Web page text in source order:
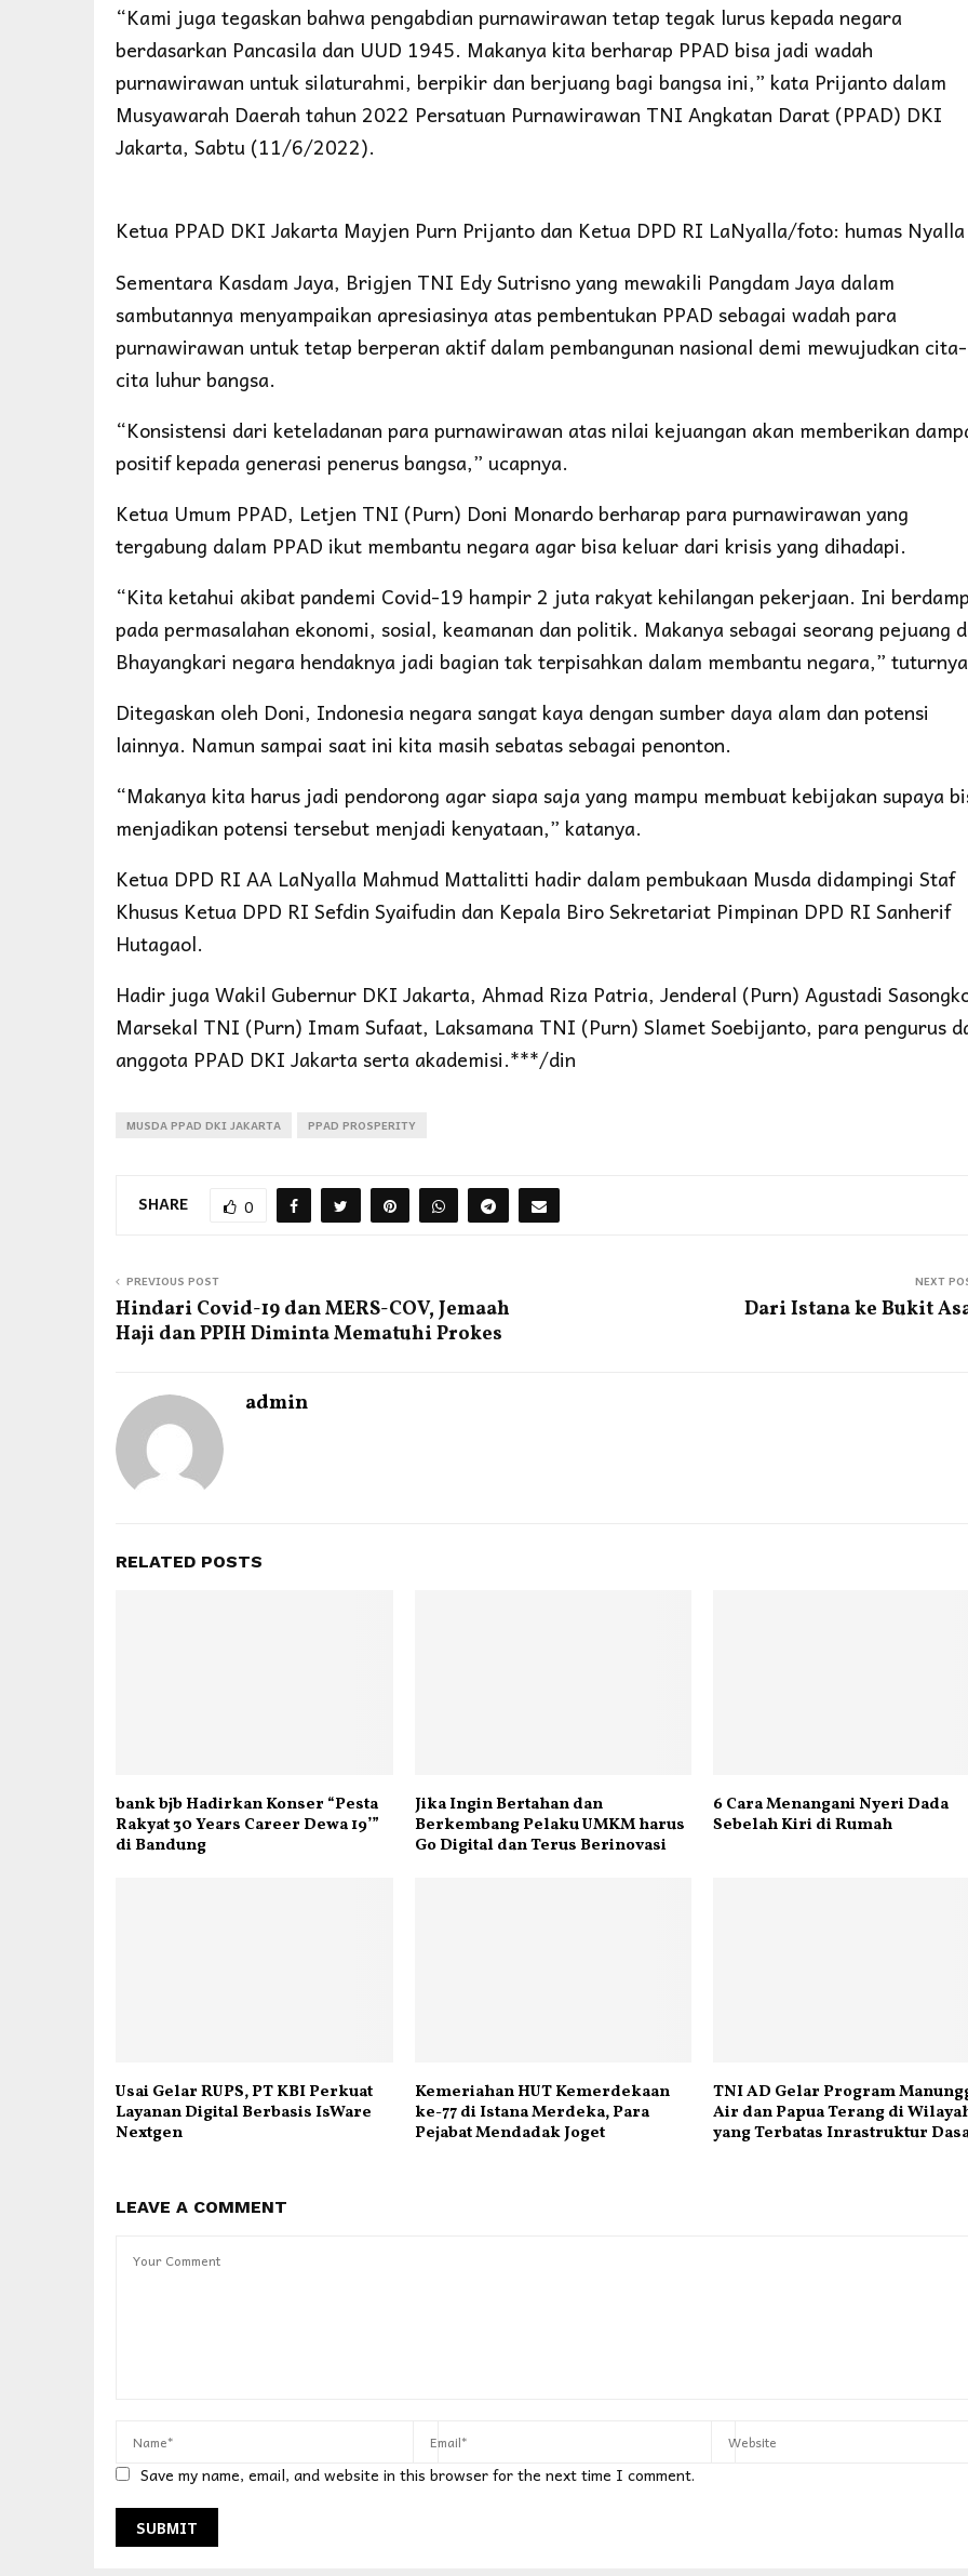
“Kami juga tegaskan bahwa pengabdian purnawirawan tetap tegak lurus kepada negara
berdasarkan Pancasila dan UUD 1945. Makanya kita berharap PPAD bisa jadi wadah
purnawirawan untuk silaturahmi, berpikir dan berjuang bagi bangsa ini,” kata Prijanto dalam
Musyawarah Daerah tahun 2022 Persatuan Purnawirawan TNI Angkatan Darat (PPAD) DKI
Jakarta, Sabtu (11/6/2022).
Ketua PPAD DKI Jakarta Mayjen Purn Prijanto dan Ketua DPD RI LaNyalla/foto: humas Nyalla
Sementara Kasdam Jaya, Brigjen TNI Edy Sutrisno yang mewakili Pangdam Jaya dalam
sambutannya menyampaikan apresiasinya atas pembentukan PPAD sebagai wadah para
purnawirawan untuk tetap berperan aktif dalam pembangunan nasional demi mewujudkan cita-
cita luhur bangsa.
“Konsistensi dari keteladanan para purnawirawan atas nilai kejuangan akan memberikan
positif kepada generasi penerus bangsa,” ucapnya.
Ketua Umum PPAD, Letjen TNI (Purn) Doni Monardo berharap para purnawirawan yang
tergabung dalam PPAD ikut membantu negara agar bisa keluar dari krisis yang dihadapi.
“Kita ketahui akibat pandemi Covid-19 hampir 2 juta rakyat kehilangan pekerjaan. Ini
pada permasalahan ekonomi, sosial, keamanan dan politik. Makanya sebagai seorang pejuang
Bhayangkari negara hendaknya jadi bagian tak terpisahkan dalam membantu negara,”
Ditegaskan oleh Doni, Indonesia negara sangat kaya dengan sumber daya alam dan potensi
lainnya. Namun sampai saat ini kita masih sebatas sebagai penonton.
“Makanya kita harus jadi pendorong agar siapa saja yang mampu membuat kebijakan supaya
menjadikan potensi tersebut menjadi kenyataan,” katanya.
Ketua DPD RI AA LaNyalla Mahmud Mattalitti hadir dalam pembukaan Musda didampingi Staf
Khusus Ketua DPD RI Sefdin Syaifudin dan Kepala Biro Sekretariat Pimpinan DPD RI Sanherif
Hutagaol.
Hadir juga Wakil Gubernur DKI Jakarta, Ahmad Riza Patria, Jenderal (Purn) Agustadi
Marsekal TNI (Purn) Imam Sufaat, Laksamana TNI (Purn) Slamet Soebijanto, para pengurus
anggota PPAD DKI Jakarta serta akademisi.***/din
MUSDA PPAD DKI JAKARTA PPAD PROSPERITY
SHARE 0
PREVIOUS POST
Hindari Covid-19 dan MERS-COV, Jemaah
Haji dan PPIH Diminta Mematuhi Prokes
NEXT
Dari Istana ke Bukit
admin
RELATED POSTS
bank bjb Hadirkan Konser “Pesta
Rakyat 30 Years Career Dewa 19’”
di Bandung
Jika Ingin Bertahan dan
Berkembang Pelaku UMKM harus
Go Digital dan Terus Berinovasi
6 Cara Menangani Nyeri Dada
Sebelah Kiri di Rumah
Usai Gelar RUPS, PT KBI Perkuat
Layanan Digital Berbasis IsWare
Nextgen
Kemeriahan HUT Kemerdekaan
ke-77 di Istana Merdeka, Para
Pejabat Mendadak Joget
TNI AD Gelar Program
Air dan Papua Terang di
yang Terbatas Inrastruktur
LEAVE A COMMENT
Save my name, email, and website in this browser for the next time I comment.